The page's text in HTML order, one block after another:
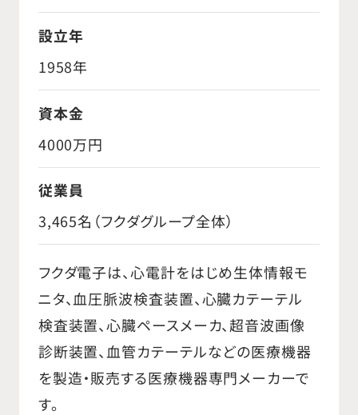
設立年
1958年
資本金
4000万円
従業員
3,465名（フクダグループ全体）
フクダ電子は、心電計をはじめ生体情報モ
ニタ、血圧脈波検査装置、心臓カテーテル
検査装置、心臓ペースメーカ、超音波画像
診断装置、血管カテーテルなどの医療機器
を製造・販売する医療機器専門メーカーで
す。